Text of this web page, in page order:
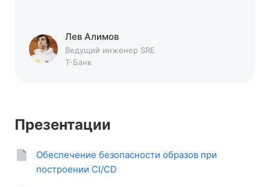
Лев Алимов
Ведущий инженер SRE
Т-Банк
Презентации
Обеспечение безопасности образов при
построении CI/CD